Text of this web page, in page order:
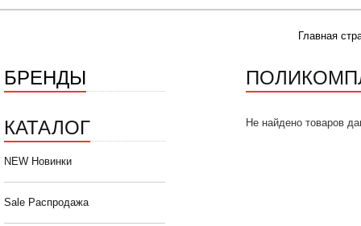
Главная
БРЕНДЫ
КАТАЛОГ
NEW Новинки
Sale Распродажа
Не найдено товаров